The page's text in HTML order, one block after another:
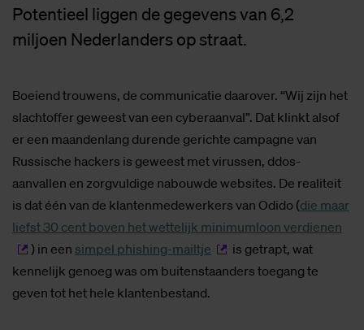
Potentieel liggen de gegevens van 6,2
miljoen Nederlanders op straat.
Boeiend trouwens, de communicatie daarover. “Wij zijn het
slachtoffer geweest van een cyberaanval”. Dat klinkt alsof
er een maandenlang durende gerichte campagne van
Russische hackers is geweest met virussen, ddos-
aanvallen en zorgvuldige nabouwde websites. De realiteit
is dat één van de klantenmedewerkers van Odido (die maar
liefst 30 cent boven het wettelijk minimumloon verdienen
) in een simpel phishing-mailtje
is getrapt, wat
kennelijk genoeg was om buitenstaanders toegang te
geven tot het hele klantenbestand.